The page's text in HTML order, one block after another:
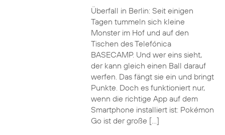
Überfall in Berlin: Seit einigen
Tagen tummeln sich kleine
Monster im Hof und auf den
Tischen des Telefónica
BASECAMP. Und wer eins sieht,
der kann gleich einen Ball darauf
werfen. Das fängt sie ein und bringt
Punkte. Doch es funktioniert nur,
wenn die richtige App auf dem
Smartphone installiert ist: Pokémon
Go ist der große […]